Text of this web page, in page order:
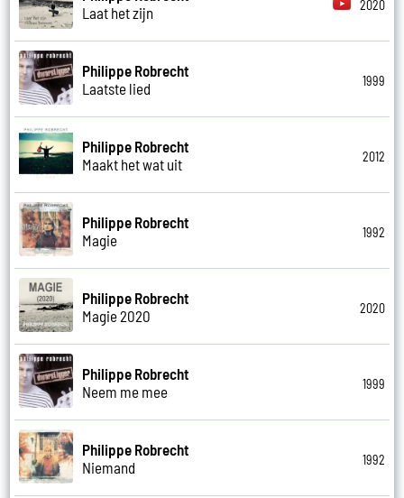
Laat het zijn
2020
Philippe Robrecht
Laatste lied
1999
Philippe Robrecht
Maakt het wat uit
2012
Philippe Robrecht
Magie
1992
Philippe Robrecht
Magie 2020
2020
Philippe Robrecht
Neem me mee
1999
Philippe Robrecht
Niemand
1992